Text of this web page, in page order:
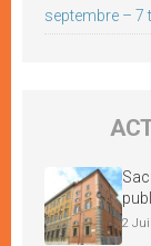
septembre – 7
2